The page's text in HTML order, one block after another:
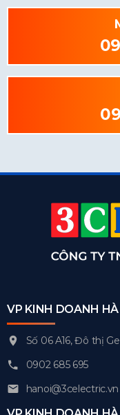
VP KINH DOANH HÀ
Số 06 A16, Đô thị
0902 685 695
hanoi@3celectric.vn